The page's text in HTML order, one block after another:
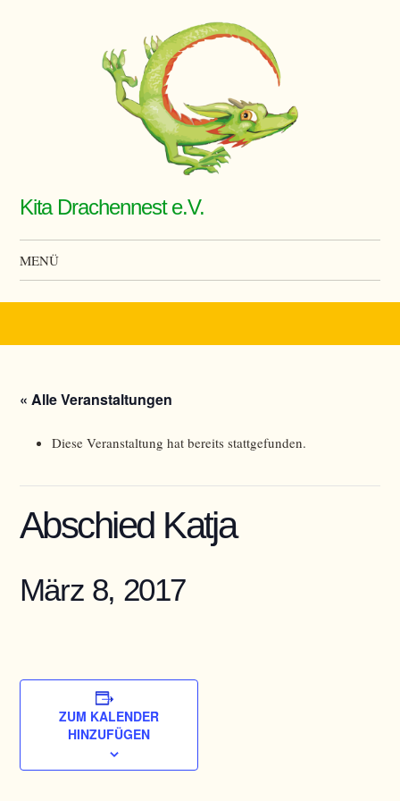
Kita Drachennest e.V.
MENÜ
« Alle Veranstaltungen
Diese Veranstaltung hat bereits stattgefunden.
Abschied Katja
März 8, 2017
ZUM KALENDER
HINZUFÜGEN